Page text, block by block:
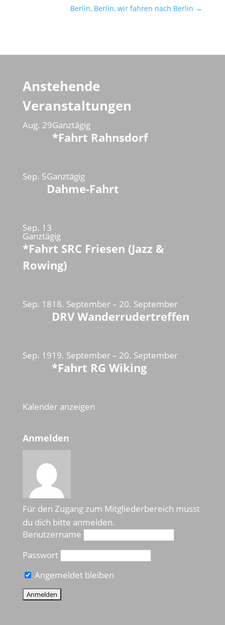
Berlin, Berlin, wir fahren nach Berlin →
Anstehende
Veranstaltungen
Aug. 29Ganztägig
*Fahrt Rahnsdorf
Sep. 5Ganztägig
Dahme-Fahrt
Sep. 13
Ganztägig
*Fahrt SRC Friesen (Jazz &
Rowing)
Sep. 1818. September– 20. September
DRV Wanderrudertreffen
Sep. 1919. September– 20. September
*Fahrt RG Wiking
Kalender anzeigen
Anmelden
Für den Zugang zum Mitgliederbereich musst
du dich bitte anmelden.
Benutzername
Passwort
Angemeldet bleiben